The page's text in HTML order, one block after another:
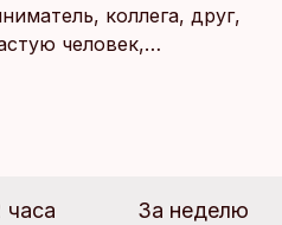
коллега, друг,
человек,
все чаще ждут не
часа За неделю